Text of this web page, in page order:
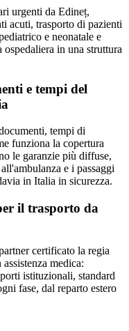
urgenti da Edineț,
acuti, trasporto di pazienti
e neonatale e
in una struttura
e tempi del
tempi di
funziona la copertura
le garanzie più diffuse,
e i passaggi
in Italia in sicurezza.
il trasporto da
certificato la regia
medica:
istituzionali, standard
fase, dal reparto estero